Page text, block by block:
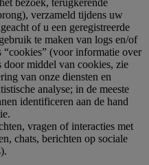
bezoek, terugkerende
verzameld tijdens uw
of u een geregistreerde
te maken van logs en/of
“cookies” (voor informatie over
door middel van cookies, zie
van onze diensten en
analyse; in de meeste
identificeren aan de hand
vragen of interacties met
chats, berichten op sociale